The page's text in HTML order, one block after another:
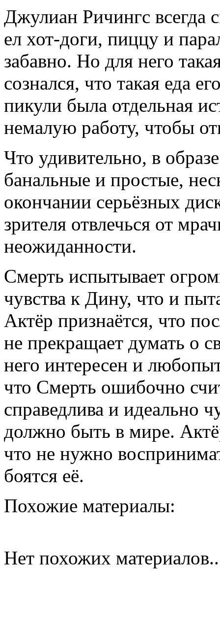
Джулиан Ричингс всегда
ел хот-доги, пиццу и
забавно. Но для него
сознался, что такая еда
пикули была отдельная
немалую работу, чтобы
Что удивительно, в
банальные и простые,
окончании серьёзных
зрителя отвлечься от
неожиданности.
Смерть испытывает
чувства к Дину, что и
Актёр признаётся, что
не прекращает думать о
него интересен и
что Смерть ошибочно
справедлива и идеально
должно быть в мире.
что не нужно
боятся её.
Похожие материалы:
Нет похожих